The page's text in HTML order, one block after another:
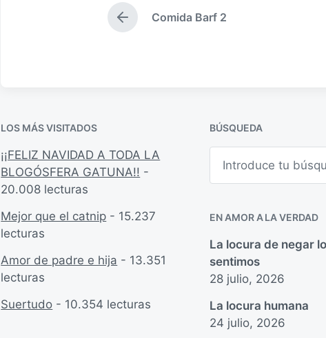
p
i
ó
E
n
t
e
r
r
Comida Barf 2
LOS MÁS VISITADOS
¡¡FELIZ NAVIDAD A TODA LA
BLOGÓSFERA GATUNA!! -
20.008 lecturas
Mejor que el catnip - 15.237
lecturas
Amor de padre e hija - 13.351
lecturas
Suertudo - 10.354 lecturas
BÚSQUEDA
r
EN AMOR A LA VERDAD
La locura de negar
sentimos
28 julio, 2026
La locura humana
24 julio, 2026